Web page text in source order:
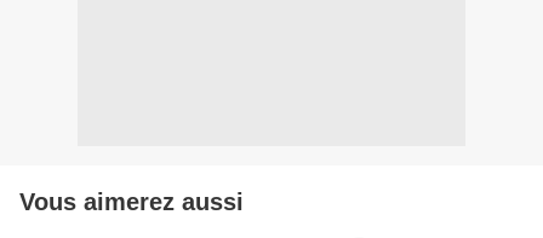
Vous aimerez aussi